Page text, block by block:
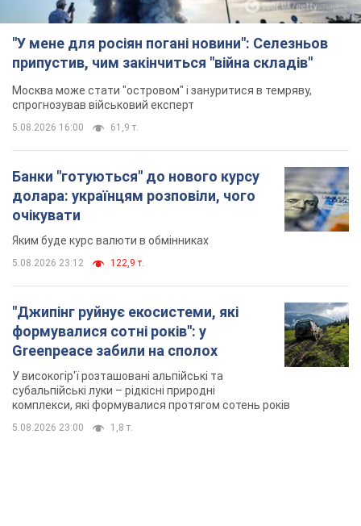
"У мене для росіян погані новини": Селезньов
припустив, чим закінчиться "війна складів"
Москва може стати "островом" і зануритися в темряву,
спрогнозував військовий експерт
5.08.2026 16:00 61,9 т.
Банки "готуються" до нового курсу
долара: українцям розповіли, чого
очікувати
Яким буде курс валюти в обмінниках
5.08.2026 23:12 122,9 т.
"Джипінг руйнує екосистеми, які
формувалися сотні років": у
Greenpeace забили на сполох
У високогір'ї розташовані альпійські та
субальпійські луки – рідкісні природні
комплекси, які формувалися протягом сотень років
5.08.2026 23:00 1,8 т.